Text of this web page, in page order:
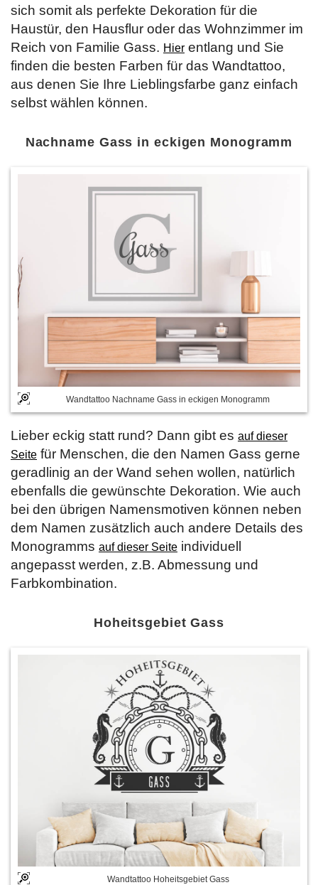
sich somit als perfekte Dekoration für die
Haustür, den Hausflur oder das Wohnzimmer im
Reich von Familie Gass. Hier entlang und Sie
finden die besten Farben für das Wandtattoo,
aus denen Sie Ihre Lieblingsfarbe ganz einfach
selbst wählen können.
Nachname Gass in eckigen Monogramm
Wandtattoo Nachname Gass in eckigen Monogramm
Lieber eckig statt rund? Dann gibt es auf dieser
Seite für Menschen, die den Namen Gass gerne
geradlinig an der Wand sehen wollen, natürlich
ebenfalls die gewünschte Dekoration. Wie auch
bei den übrigen Namensmotiven können neben
dem Namen zusätzlich auch andere Details des
Monogramms auf dieser Seite individuell
angepasst werden, z.B. Abmessung und
Farbkombination.
Hoheitsgebiet Gass
Wandtattoo Hoheitsgebiet Gass